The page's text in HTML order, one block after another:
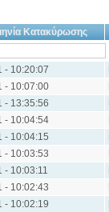
Κατακύρωσης
- 10:20:07
- 10:07:00
- 13:35:56
- 10:04:54
- 10:04:15
- 10:03:53
- 10:03:11
- 10:02:43
- 10:02:19